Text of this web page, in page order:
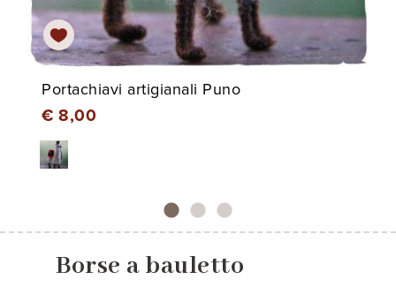
Portachiavi artigianali Puno
€ 8,00
Borse a bauletto